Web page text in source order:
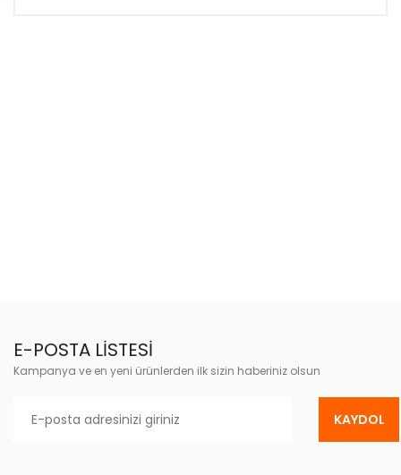
E-POSTA LİSTESİ
Kampanya ve en yeni ürünlerden ilk sizin haberiniz olsun
KAYDOL